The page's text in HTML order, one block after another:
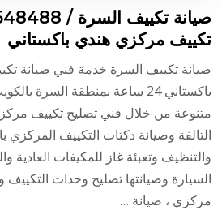
تكييف مركزي هندي باكستاني
صيانة تكييف السرة خدمة فني صيانة
باكستاني 24 ساعة بمنطقة السرة
متنوعة من خلال فني تصليح تكييف
التالفة وصيانة دكتات التكييف المركزي
والتنظيف وتعبئة غاز للمكيفات
السيارة وصيانتها تصليح وحدات
مركزي ، صيانة …